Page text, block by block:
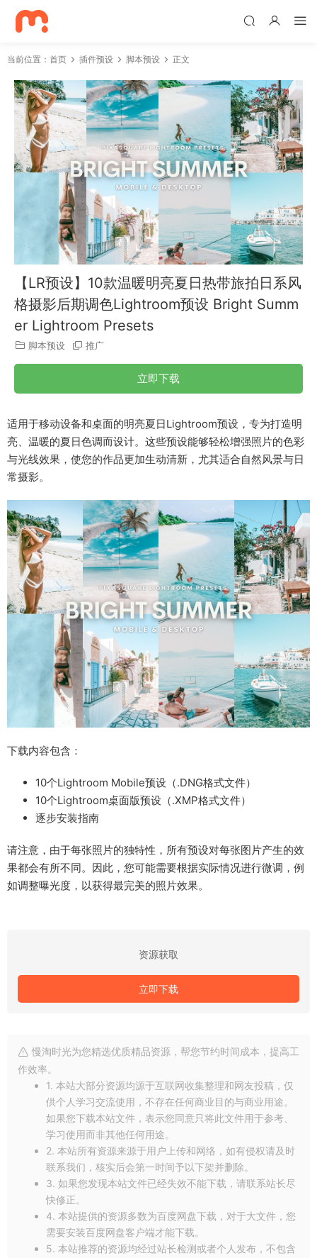
当前位置： 首页 插件预设 脚本预设 正文
【LR预设】10款温暖明亮夏日热带旅拍日系风
格摄影后期调色Lightroom预设 Bright Summ
er Lightroom Presets
脚本预设 推广
立即下载
适用于移动设备和桌面的明亮夏日Lightroom预设，专为打造明
亮、温暖的夏日色调而设计。这些预设能够轻松增强照片的色彩
与光线效果，使您的作品更加生动清新，尤其适合自然风景与日
常摄影。
下载内容包含：
10个Lightroom Mobile预设（.DNG格式文件）
10个Lightroom桌面版预设（.XMP格式文件）
逐步安装指南
请注意，由于每张照片的独特性，所有预设对每张图片产生的效
果都会有所不同。因此，您可能需要根据实际情况进行微调，例
如调整曝光度，以获得最完美的照片效果。
资源获取
立即下载
慢淘时光为您精选优质精品资源，帮您节约时间成本，提高工
作效率。
1. 本站大部分资源均源于互联网收集整理和网友投稿，仅
供个人学习交流使用，不存在任何商业目的与商业用途。
如果您下载本站文件，表示您同意只将此文件用于参考、
学习使用而非其他任何用途。
2. 本站所有资源来源于用户上传和网络，如有侵权请及时
联系我们，核实后会第一时间予以下架并删除。
3. 如果您发现本站文件已经失效不能下载，请联系站长尽
快修正。
4. 本站提供的资源多数为百度网盘下载，对于大文件，您
需要安装百度网盘客户端才能下载。
5. 本站推荐的资源均经过站长检测或者个人发布，不包含